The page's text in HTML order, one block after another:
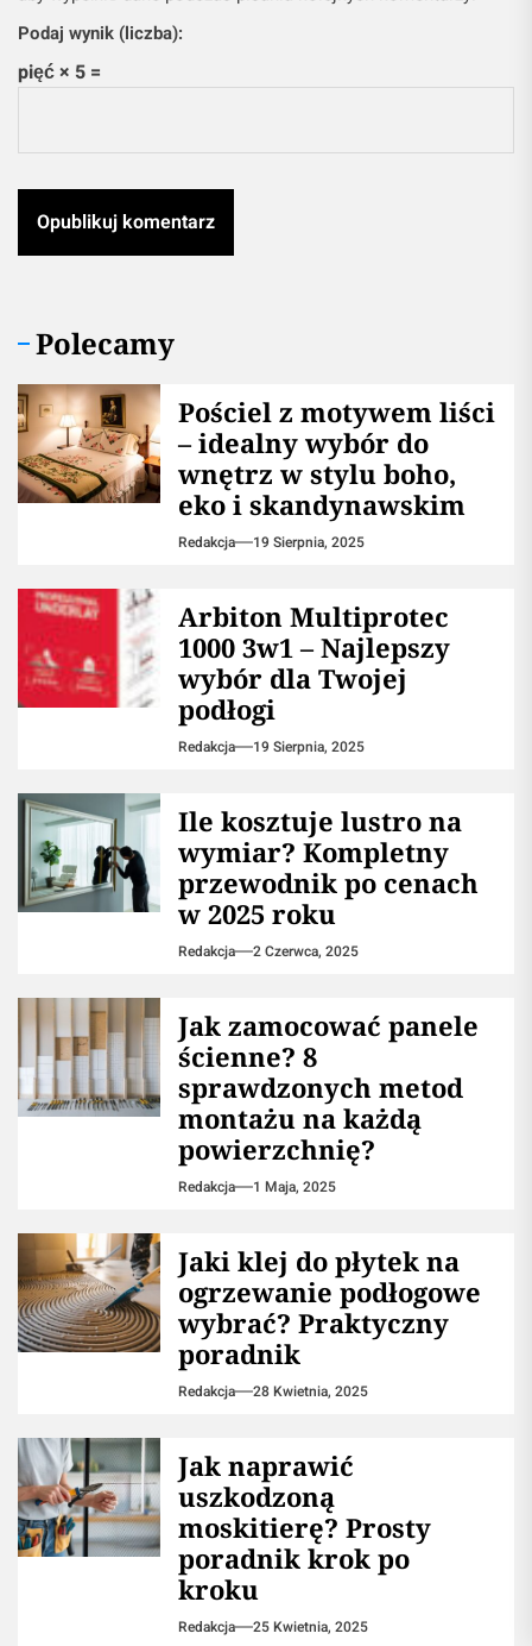
Podaj wynik (liczba):
pięć × 5 =
Polecamy
Pościel z motywem liści
– idealny wybór do
wnętrz w stylu boho,
eko i skandynawskim
Redakcja 19 Sierpnia, 2025
Arbiton Multiprotec
1000 3w1 – Najlepszy
wybór dla Twojej
podłogi
Redakcja 19 Sierpnia, 2025
Ile kosztuje lustro na
wymiar? Kompletny
przewodnik po cenach
w 2025 roku
Redakcja 2 Czerwca, 2025
Jak zamocować panele
ścienne? 8
sprawdzonych metod
montażu na każdą
powierzchnię?
Redakcja 1 Maja, 2025
Jaki klej do płytek na
ogrzewanie podłogowe
wybrać? Praktyczny
poradnik
Redakcja 28 Kwietnia, 2025
Jak naprawić
uszkodzoną
moskitierę? Prosty
poradnik krok po
kroku
Redakcja 25 Kwietnia, 2025